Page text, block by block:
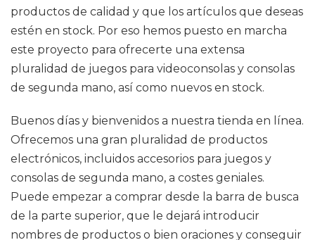
productos de calidad y que los artículos que deseas
estén en stock. Por eso hemos puesto en marcha
este proyecto para ofrecerte una extensa
pluralidad de juegos para videoconsolas y consolas
de segunda mano, así como nuevos en stock.
Buenos días y bienvenidos a nuestra tienda en línea.
Ofrecemos una gran pluralidad de productos
electrónicos, incluidos accesorios para juegos y
consolas de segunda mano, a costes geniales.
Puede empezar a comprar desde la barra de busca
de la parte superior, que le dejará introducir
nombres de productos o bien oraciones y conseguir